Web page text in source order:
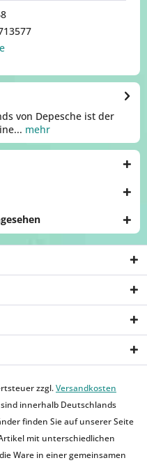
von Depesche ist der
mehr
zzgl.Versandkosten
innerhalb Deutschlands
finden Sie auf unserer Seite
mit unterschiedlichen
Ware in einer gemeinsamen